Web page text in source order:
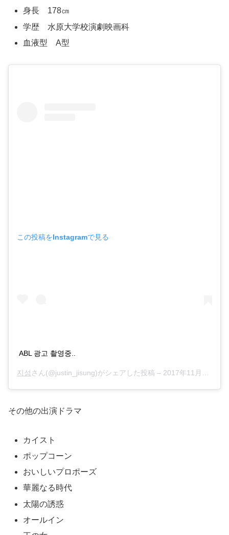
身長 178㎝
学歴 水原大学校演劇映画科
血液型 A型
この投稿をInstagramで見る
ABL 광고 촬영중..
지성 さん(@justin_jisung)がシェアした投稿 – 2017年11月月4日午後10時28分PDT
その他の出演ドラマ
カイスト
ポップコーン
おいしいプロポーズ
華麗なる時代
太陽の誘惑
オールイン